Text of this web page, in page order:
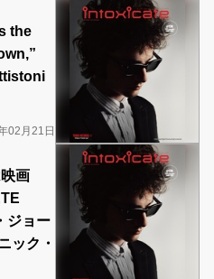
the
02月21日
画
ジョー
ック・